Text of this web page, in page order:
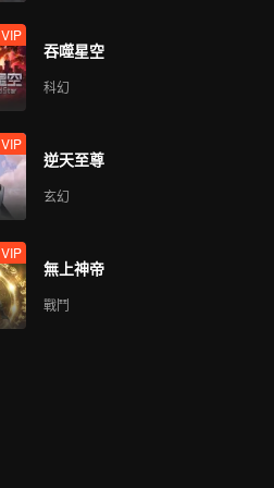
VIP
吞噬星空
科幻
VIP
逆天至尊
玄幻
VIP
無上神帝
戰鬥